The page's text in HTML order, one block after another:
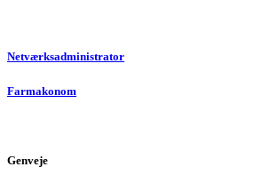
Netværksadministrator
Farmakonom
Genveje